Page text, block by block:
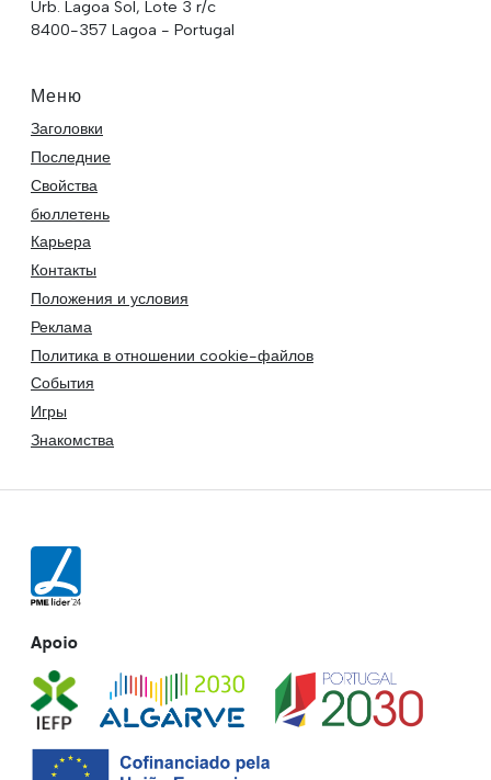
Urb. Lagoa Sol, Lote 3 r/c
8400-357 Lagoa - Portugal
Меню
Заголовки
Последние
Свойства
бюллетень
Карьера
Контакты
Положения и условия
Реклама
Политика в отношении cookie-файлов
События
Игры
Знакомства
Apoio